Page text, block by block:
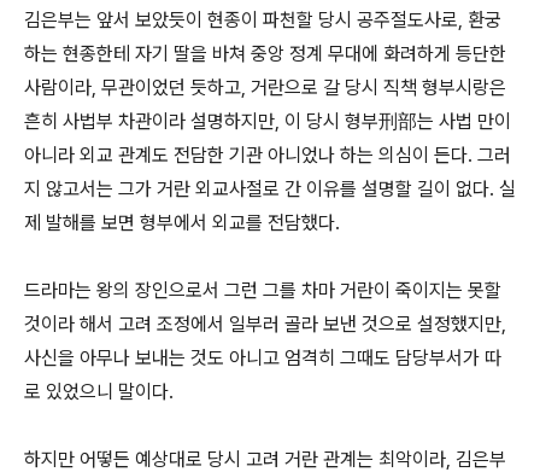
김은부는 앞서 보았듯이 현종이 파천할 당시 공주절도사로, 환궁
하는 현종한테 자기 딸을 바쳐 중앙 정계 무대에 화려하게 등단한
사람이라, 무관이었던 듯하고, 거란으로 갈 당시 직책 형부시랑은
흔히 사법부 차관이라 설명하지만, 이 당시 형부刑部는 사법 만이
아니라 외교 관계도 전담한 기관 아니었나 하는 의심이 든다. 그러
지 않고서는 그가 거란 외교사절로 간 이유를 설명할 길이 없다. 실
제 발해를 보면 형부에서 외교를 전담했다.
드라마는 왕의 장인으로서 그런 그를 차마 거란이 죽이지는 못할
것이라 해서 고려 조정에서 일부러 골라 보낸 것으로 설정했지만,
사신을 아무나 보내는 것도 아니고 엄격히 그때도 담당부서가 따
로 있었으니 말이다.
하지만 어떻든 예상대로 당시 고려 거란 관계는 최악이라, 김은부